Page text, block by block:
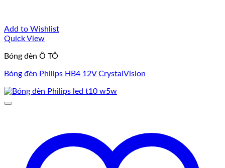
Add to Wishlist
Quick View
Bóng đèn Ô TÔ
Bóng đèn Philips HB4 12V CrystalVision